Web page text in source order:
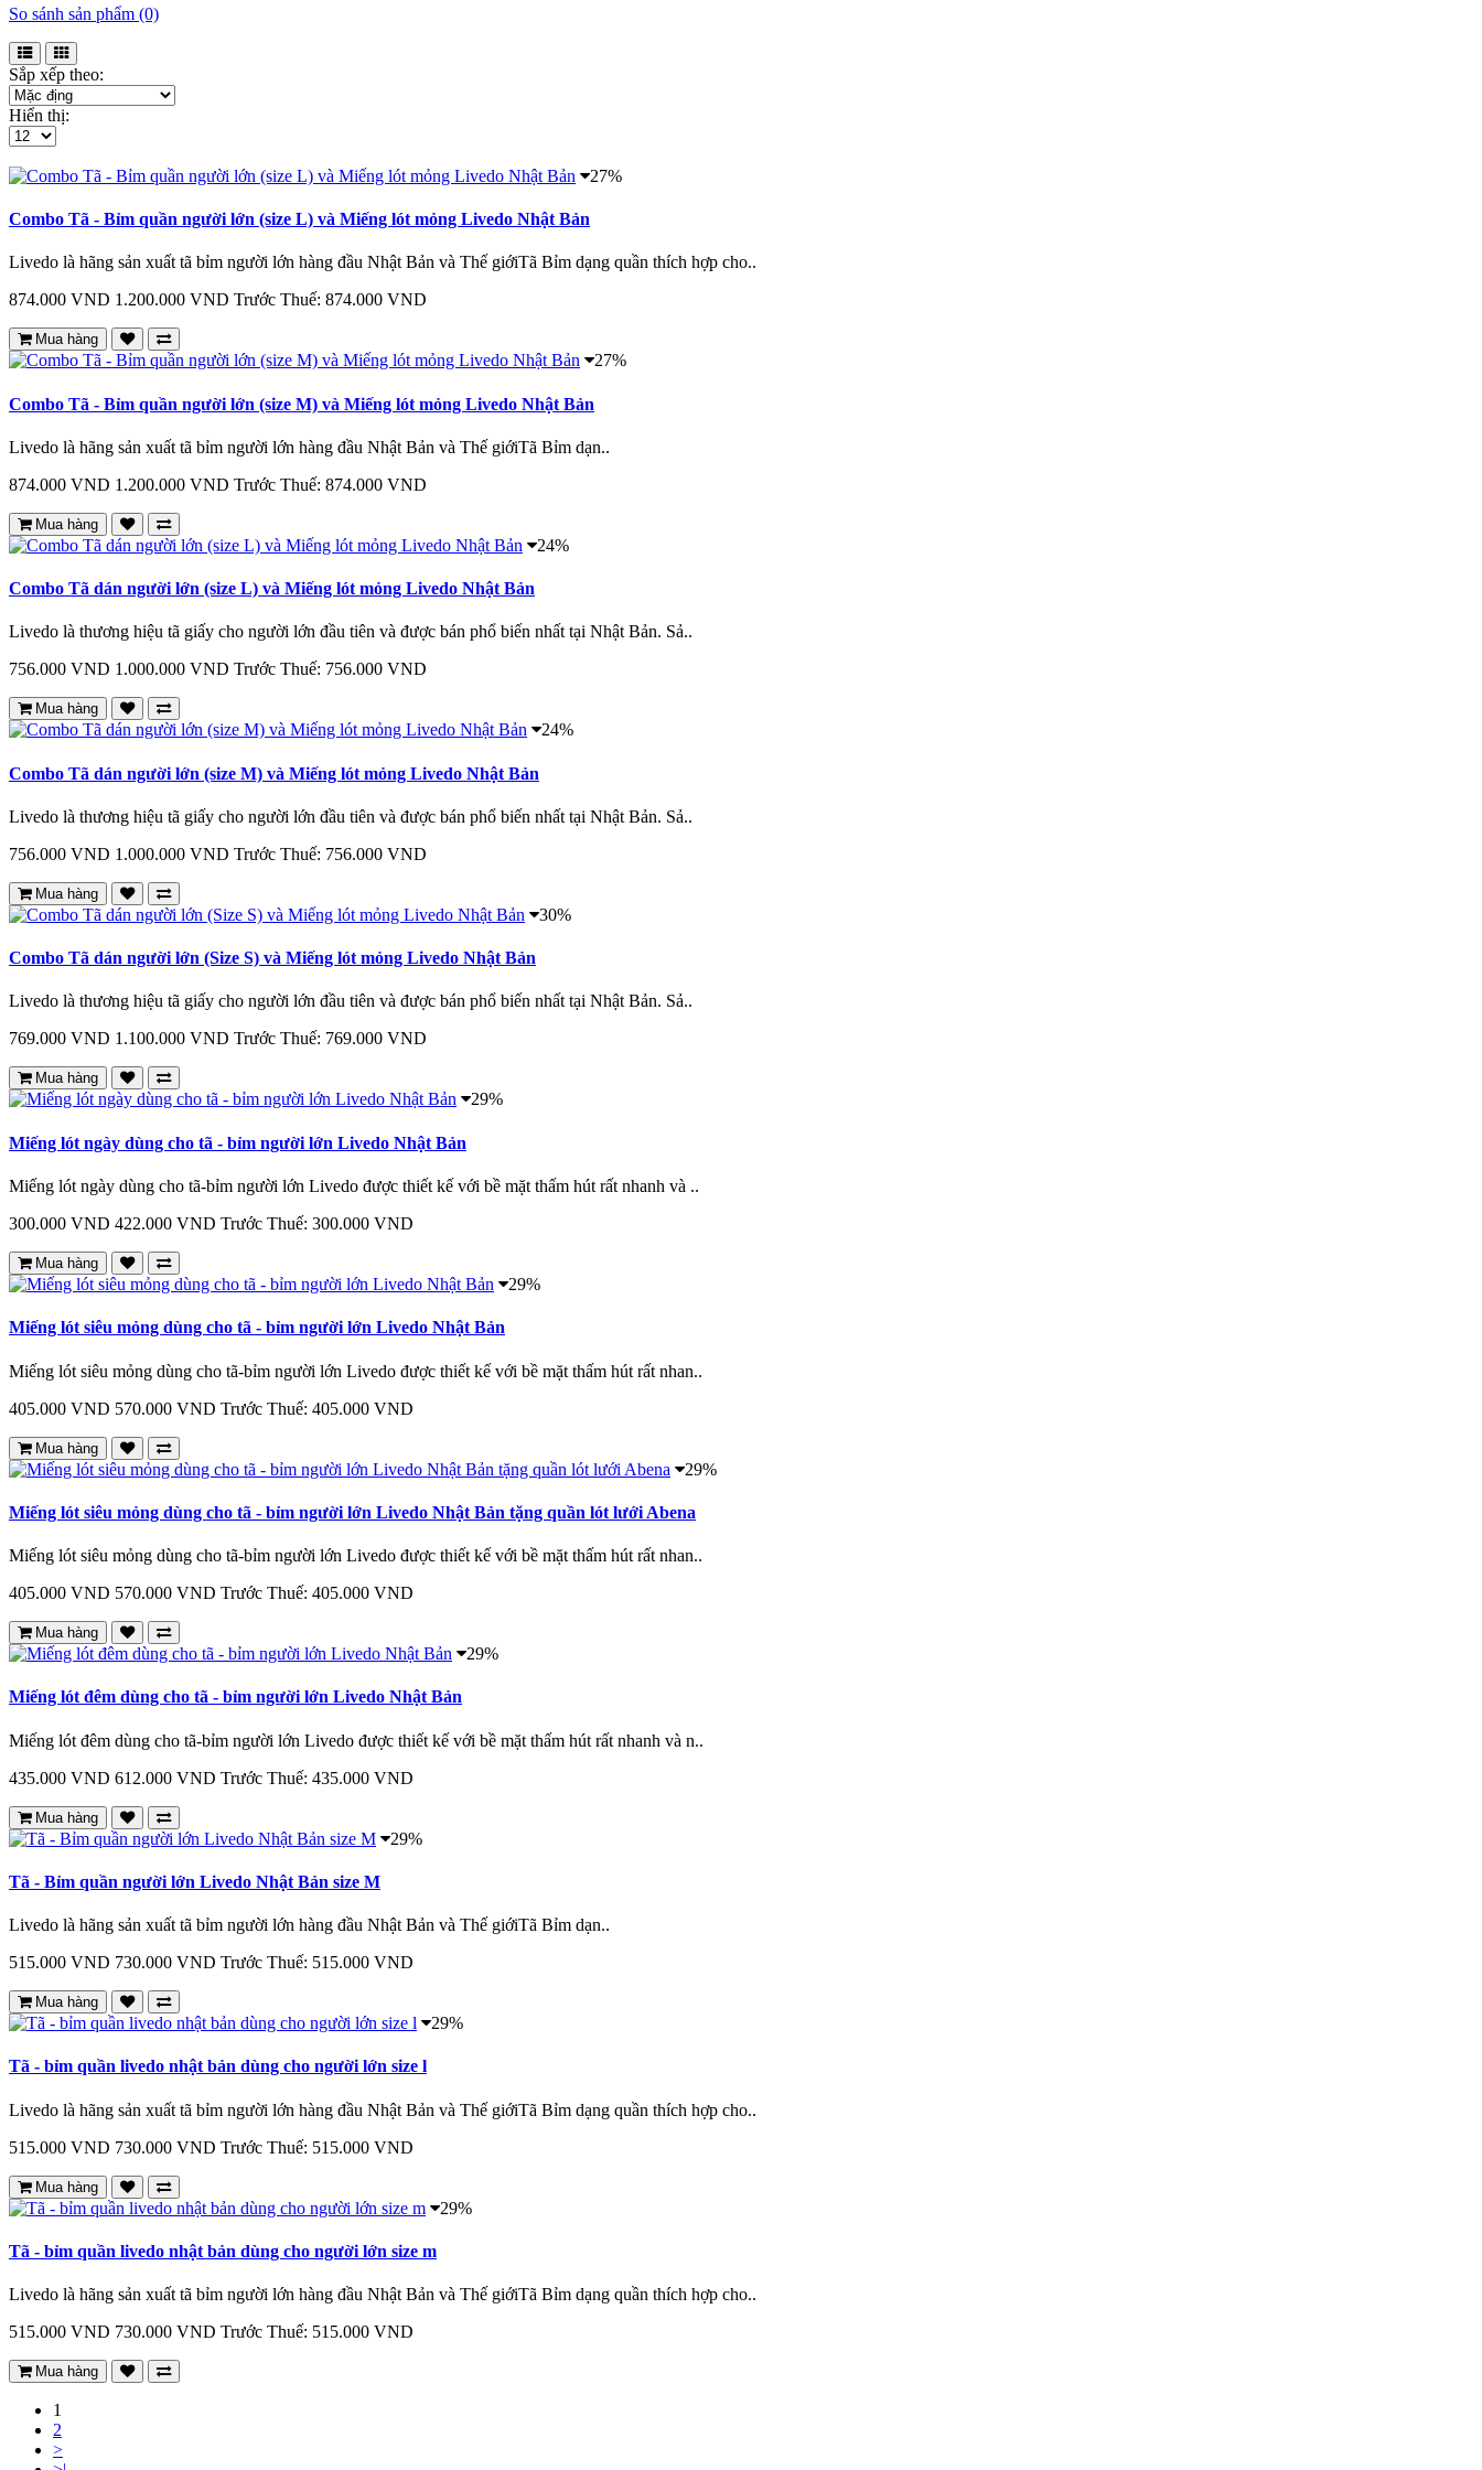
So sánh sản phẩm (0)
Sắp xếp theo:
Hiển thị:
27%
Combo Tã - Bỉm quần người lớn (size L) và Miếng lót mỏng Livedo Nhật Bản
Livedo là hãng sản xuất tã bỉm người lớn hàng đầu Nhật Bản và Thế giớiTã Bỉm dạng quần thích hợp cho..
874.000 VND 1.200.000 VND Trước Thuế: 874.000 VND
Mua hàng
27%
Combo Tã - Bỉm quần người lớn (size M) và Miếng lót mỏng Livedo Nhật Bản
Livedo là hãng sản xuất tã bỉm người lớn hàng đầu Nhật Bản và Thế giớiTã Bỉm dạn..
874.000 VND 1.200.000 VND Trước Thuế: 874.000 VND
Mua hàng
24%
Combo Tã dán người lớn (size L) và Miếng lót mỏng Livedo Nhật Bản
Livedo là thương hiệu tã giấy cho người lớn đầu tiên và được bán phổ biến nhất tại Nhật Bản. Sả..
756.000 VND 1.000.000 VND Trước Thuế: 756.000 VND
Mua hàng
24%
Combo Tã dán người lớn (size M) và Miếng lót mỏng Livedo Nhật Bản
Livedo là thương hiệu tã giấy cho người lớn đầu tiên và được bán phổ biến nhất tại Nhật Bản. Sả..
756.000 VND 1.000.000 VND Trước Thuế: 756.000 VND
Mua hàng
30%
Combo Tã dán người lớn (Size S) và Miếng lót mỏng Livedo Nhật Bản
Livedo là thương hiệu tã giấy cho người lớn đầu tiên và được bán phổ biến nhất tại Nhật Bản. Sả..
769.000 VND 1.100.000 VND Trước Thuế: 769.000 VND
Mua hàng
29%
Miếng lót ngày dùng cho tã - bỉm người lớn Livedo Nhật Bản
Miếng lót ngày dùng cho tã-bỉm người lớn Livedo được thiết kế với bề mặt thấm hút rất nhanh và ..
300.000 VND 422.000 VND Trước Thuế: 300.000 VND
Mua hàng
29%
Miếng lót siêu mỏng dùng cho tã - bỉm người lớn Livedo Nhật Bản
Miếng lót siêu mỏng dùng cho tã-bỉm người lớn Livedo được thiết kế với bề mặt thấm hút rất nhan..
405.000 VND 570.000 VND Trước Thuế: 405.000 VND
Mua hàng
29%
Miếng lót siêu mỏng dùng cho tã - bỉm người lớn Livedo Nhật Bản tặng quần lót lưới Abena
Miếng lót siêu mỏng dùng cho tã-bỉm người lớn Livedo được thiết kế với bề mặt thấm hút rất nhan..
405.000 VND 570.000 VND Trước Thuế: 405.000 VND
Mua hàng
29%
Miếng lót đêm dùng cho tã - bỉm người lớn Livedo Nhật Bản
Miếng lót đêm dùng cho tã-bỉm người lớn Livedo được thiết kế với bề mặt thấm hút rất nhanh và n..
435.000 VND 612.000 VND Trước Thuế: 435.000 VND
Mua hàng
29%
Tã - Bỉm quần người lớn Livedo Nhật Bản size M
Livedo là hãng sản xuất tã bỉm người lớn hàng đầu Nhật Bản và Thế giớiTã Bỉm dạn..
515.000 VND 730.000 VND Trước Thuế: 515.000 VND
Mua hàng
29%
Tã - bỉm quần livedo nhật bản dùng cho người lớn size l
Livedo là hãng sản xuất tã bỉm người lớn hàng đầu Nhật Bản và Thế giớiTã Bỉm dạng quần thích hợp cho..
515.000 VND 730.000 VND Trước Thuế: 515.000 VND
Mua hàng
29%
Tã - bỉm quần livedo nhật bản dùng cho người lớn size m
Livedo là hãng sản xuất tã bỉm người lớn hàng đầu Nhật Bản và Thế giớiTã Bỉm dạng quần thích hợp cho..
515.000 VND 730.000 VND Trước Thuế: 515.000 VND
Mua hàng
1
2
>